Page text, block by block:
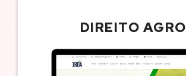
DIREITO AGRO